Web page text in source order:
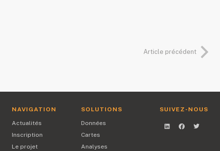
Article précédent
NAVIGATION
Actualités
Inscription
Le projet
SOLUTIONS
Données
Cartes
Analyses
SUIVEZ-NOUS